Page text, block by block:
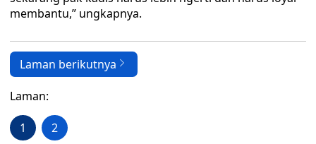
membantu,” ungkapnya.
Laman berikutnya
Laman:
1 2